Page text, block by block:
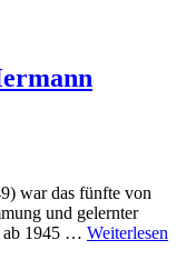
war das fünfte von
und gelernter
ab 1945 … Weiterlesen